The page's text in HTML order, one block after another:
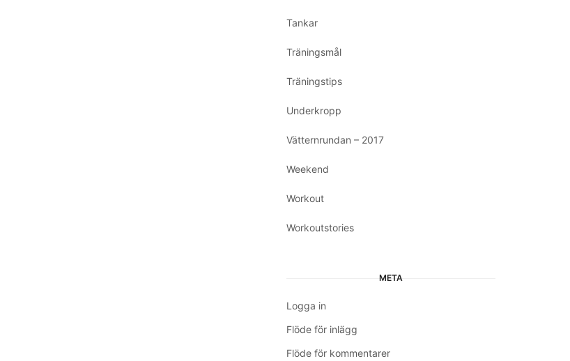
Tankar
Träningsmål
Träningstips
Underkropp
Vätternrundan – 2017
Weekend
Workout
Workoutstories
META
Logga in
Flöde för inlägg
Flöde för kommentarer